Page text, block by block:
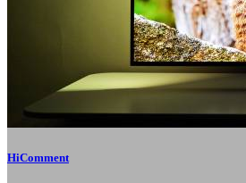
HiComment